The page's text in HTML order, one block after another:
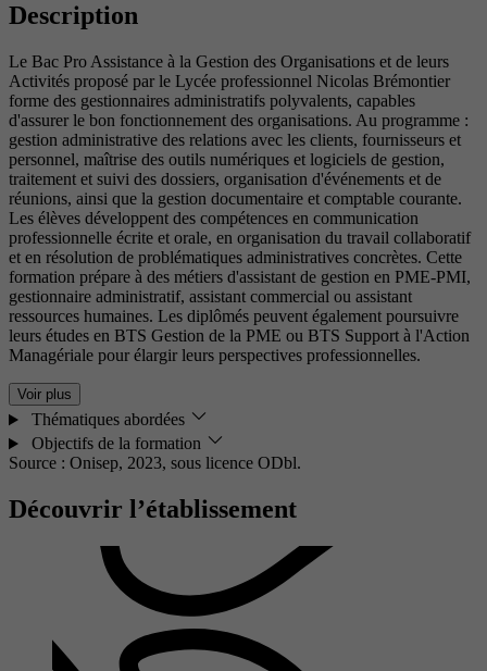
Description
Le Bac Pro Assistance à la Gestion des Organisations et de leurs
Activités proposé par le Lycée professionnel Nicolas Brémontier
forme des gestionnaires administratifs polyvalents, capables
d'assurer le bon fonctionnement des organisations. Au programme :
gestion administrative des relations avec les clients, fournisseurs et
personnel, maîtrise des outils numériques et logiciels de gestion,
traitement et suivi des dossiers, organisation d'événements et de
réunions, ainsi que la gestion documentaire et comptable courante.
Les élèves développent des compétences en communication
professionnelle écrite et orale, en organisation du travail collaboratif
et en résolution de problématiques administratives concrètes. Cette
formation prépare à des métiers d'assistant de gestion en PME-PMI,
gestionnaire administratif, assistant commercial ou assistant
ressources humaines. Les diplômés peuvent également poursuivre
leurs études en BTS Gestion de la PME ou BTS Support à l'Action
Managériale pour élargir leurs perspectives professionnelles.
Voir plus
Thématiques abordées
Objectifs de la formation
Source : Onisep, 2023, sous licence ODbl.
Découvrir l’établissement